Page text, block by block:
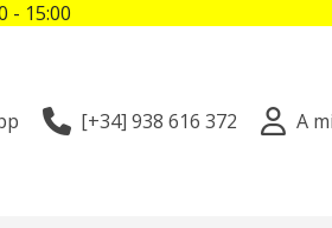
[+34] 938 616 372 A
- 15:00